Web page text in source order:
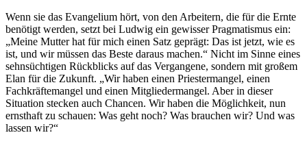
Wenn sie das Evangelium hört, von den Arbeitern, die für die Ernte
benötigt werden, setzt bei Ludwig ein gewisser Pragmatismus ein:
„Meine Mutter hat für mich einen Satz geprägt: Das ist jetzt, wie es
ist, und wir müssen das Beste daraus machen.“ Nicht im Sinne eines
sehnsüchtigen Rückblicks auf das Vergangene, sondern mit großem
Elan für die Zukunft. „Wir haben einen Priestermangel, einen
Fachkräftemangel und einen Mitgliedermangel. Aber in dieser
Situation stecken auch Chancen. Wir haben die Möglichkeit, nun
ernsthaft zu schauen: Was geht noch? Was brauchen wir? Und was
lassen wir?“